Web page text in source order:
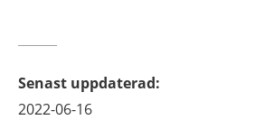
Senast uppdaterad:
2022-06-16